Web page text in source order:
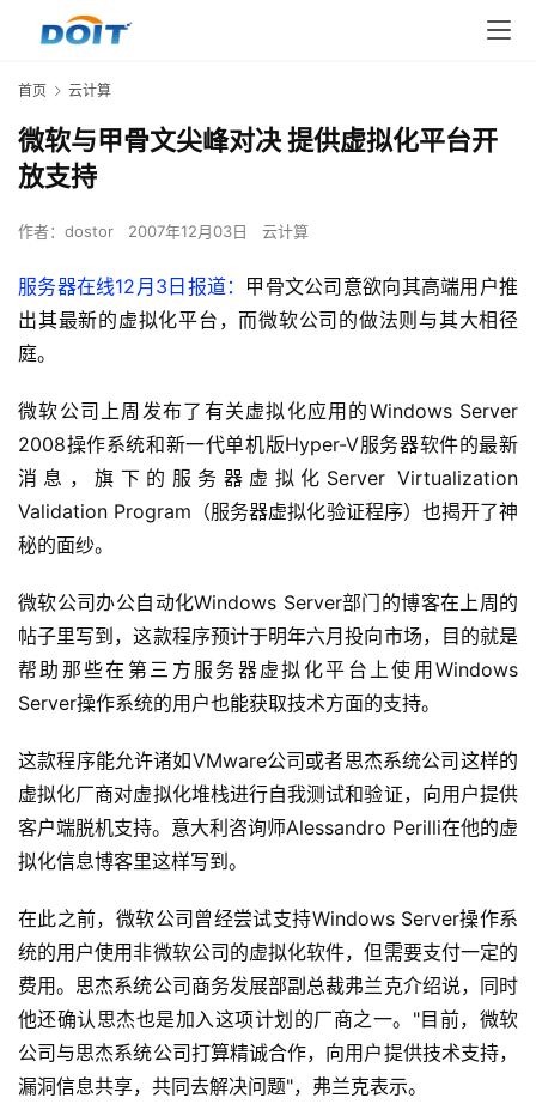
首页 云计算
微软与甲骨文尖峰对决 提供虚拟化平台开
放支持
作者： dostor 2007年12月03日 云计算
服务器在线12月3日报道： 甲骨文公司意欲向其高端用户推
出其最新的虚拟化平台，而微软公司的做法则与其大相径
庭。
微软公司上周发布了有关虚拟化应用的Windows Server
2008操作系统和新一代单机版Hyper-V服务器软件的最新
消息，旗下的服务器虚拟化Server Virtualization
Validation Program（服务器虚拟化验证程序）也揭开了神
秘的面纱。
微软公司办公自动化Windows Server部门的博客在上周的
帖子里写到，这款程序预计于明年六月投向市场，目的就是
帮助那些在第三方服务器虚拟化平台上使用Windows
Server操作系统的用户也能获取技术方面的支持。
这款程序能允许诸如VMware公司或者思杰系统公司这样的
虚拟化厂商对虚拟化堆栈进行自我测试和验证，向用户提供
客户端脱机支持。意大利咨询师Alessandro Perilli在他的虚
拟化信息博客里这样写到。
在此之前，微软公司曾经尝试支持Windows Server操作系
统的用户使用非微软公司的虚拟化软件，但需要支付一定的
费用。思杰系统公司商务发展部副总裁弗兰克介绍说，同时
他还确认思杰也是加入这项计划的厂商之一。"目前，微软
公司与思杰系统公司打算精诚合作，向用户提供技术支持，
漏洞信息共享，共同去解决问题"，弗兰克表示。